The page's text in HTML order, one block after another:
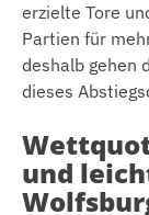
erzielte Tore
Partien für
deshalb gehen
dieses
und